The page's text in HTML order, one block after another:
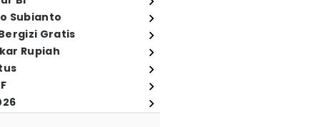
Subianto
Gratis
Rupiah